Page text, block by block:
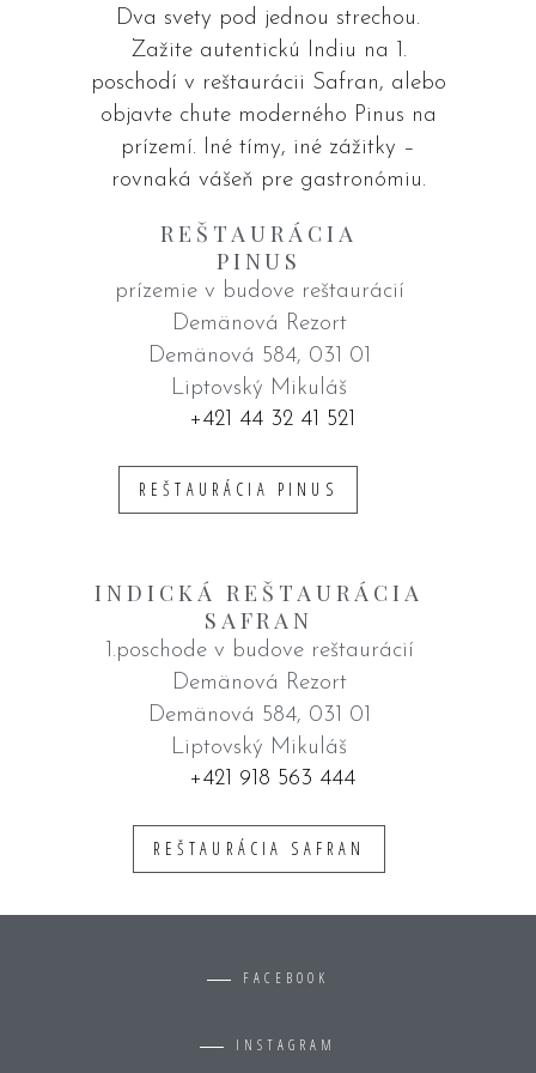
Dva svety pod jednou strechou.
Zažite autentickú Indiu na 1.
poschodí v reštaurácii Safran, alebo
objavte chute moderného Pinus na
prízemí. Iné tímy, iné zážitky –
rovnaká vášeň pre gastronómiu.
REŠTAURÁCIA
PINUS
prízemie v budove reštaurácií
Demänová Rezort
Demänová 584, 031 01
Liptovský Mikuláš
+421 44 32 41 521
REŠTAURÁCIA PINUS
INDICKÁ REŠTAURÁCIA
SAFRAN
1.poschode v budove reštaurácií
Demänová Rezort
Demänová 584, 031 01
Liptovský Mikuláš
+421 918 563 444
REŠTAURÁCIA SAFRAN
FACEBOOK
INSTAGRAM